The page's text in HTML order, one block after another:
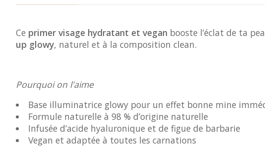
Ce primer visage hydratant et vegan booste l’éclat de ta
up glowy, naturel et à la composition clean.
Pourquoi on l'aime
Base illuminatrice glowy pour un effet bonne mine
Formule naturelle à 98 % d’origine naturelle
Infusée d’acide hyaluronique et de figue de barbarie
Vegan et adaptée à toutes les carnations